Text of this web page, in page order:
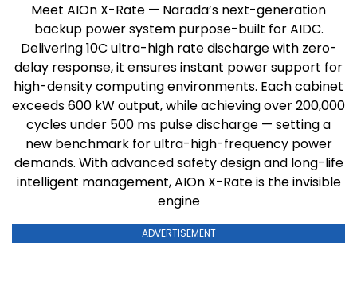
Meet AIOn X-Rate — Narada’s next-generation
backup power system purpose-built for AIDC.
Delivering 10C ultra-high rate discharge with zero-
delay response, it ensures instant power support for
high-density computing environments. Each cabinet
exceeds 600 kW output, while achieving over 200,000
cycles under 500 ms pulse discharge — setting a
new benchmark for ultra-high-frequency power
demands. With advanced safety design and long-life
intelligent management, AIOn X-Rate is the invisible
engine
ADVERTISEMENT